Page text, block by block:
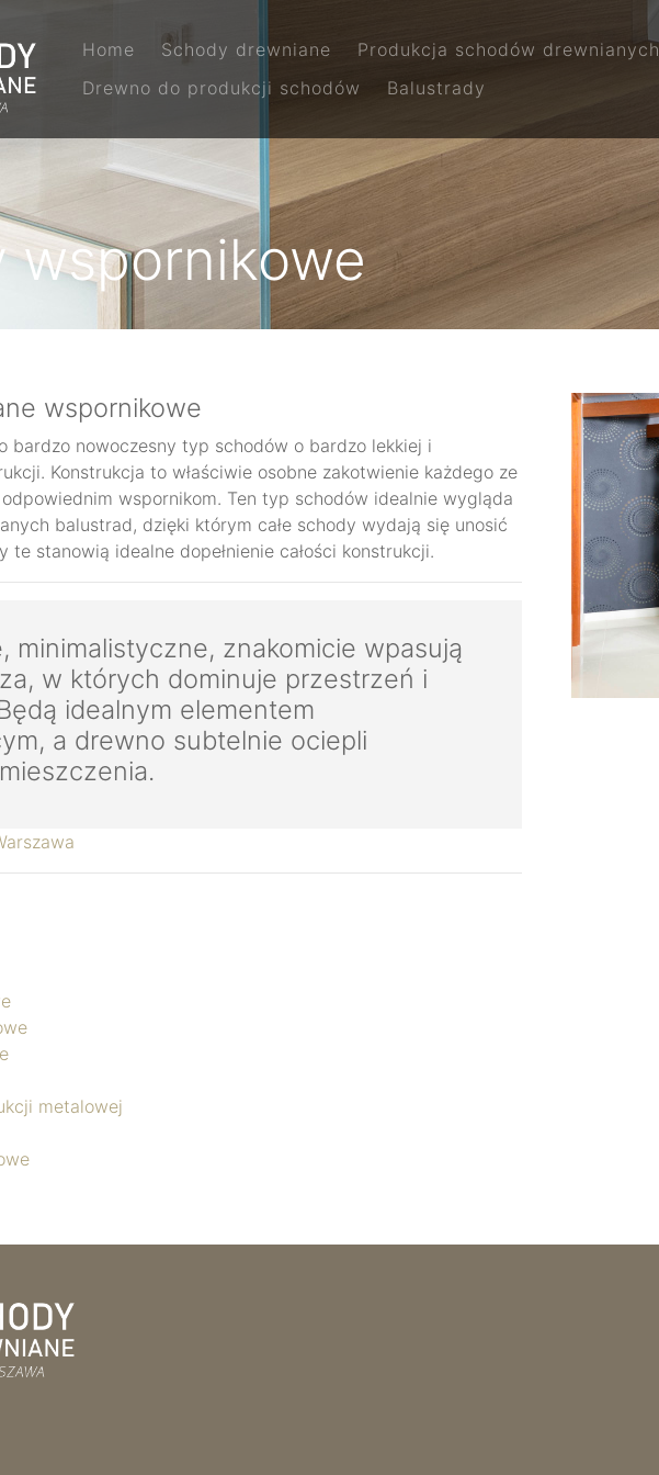
Home Schody drewniane Produkcja schodów drewnianych
Drewno do produkcji schodów
Balustrady
wspornikowe
wspornikowe
bardzo nowoczesny typ schodów o bardzo lekkiej i
Konstrukcja to właściwie osobne zakotwienie każdego ze
wspornikom. Ten typ schodów idealnie wygląda
balustrad, dzięki którym całe schody wydają się unosić
te stanowią idealne dopełnienie całości konstrukcji.
minimalistyczne, znakomicie wpasują
w których dominuje przestrzeń i
idealnym elementem
a drewno subtelnie ociepli
metalowej